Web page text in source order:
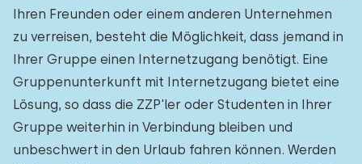
Ihren Freunden oder einem anderen Unternehmen
zu verreisen, besteht die Möglichkeit, dass jemand in
Ihrer Gruppe einen Internetzugang benötigt. Eine
Gruppenunterkunft mit Internetzugang bietet eine
Lösung, so dass die ZZP'ler oder Studenten in Ihrer
Gruppe weiterhin in Verbindung bleiben und
unbeschwert in den Urlaub fahren können. Werden